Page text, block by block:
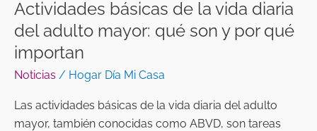
Actividades básicas de la vida diaria
del adulto mayor: qué son y por qué
importan
Noticias / Hogar Día Mi Casa
Las actividades básicas de la vida diaria del adulto
mayor, también conocidas como ABVD, son tareas
por
qué
importan